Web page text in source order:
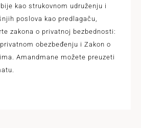
kao strukovnom udruženju i
poslova kao predlagaču,
zakona o privatnoj bezbednosti:
obezbeđenju i Zakon o
Amandmane možete preuzeti